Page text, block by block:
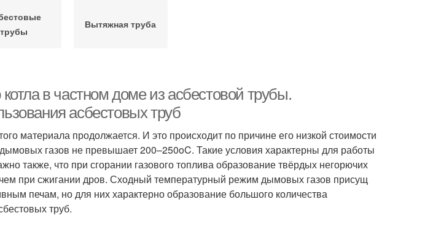
трубы
Вытяжная труба
в частном доме из асбестовой трубы.
асбестовых труб
материала продолжается. И это происходит по причине его низкой стоимости
газов не превышает 200–250oC. Такие условия характерны для работы
также, что при сгорании газового топлива образование твёрдых негорючих
при сжигании дров. Сходный температурный режим дымовых газов присущ
печам, но для них характерно образование большого количества
труб.